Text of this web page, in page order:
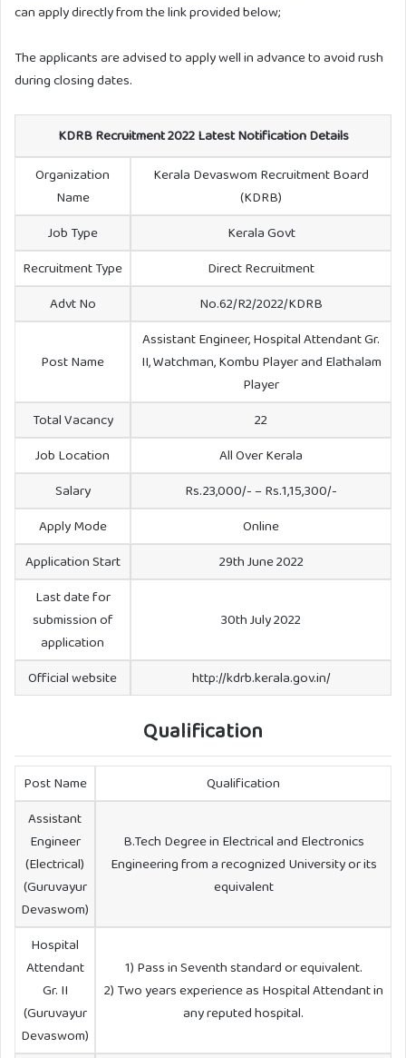
can apply directly from the link provided below;
The applicants are advised to apply well in advance to avoid rush
during closing dates.
KDRB Recruitment 2022 Latest Notification Details
Organization
Name
Kerala Devaswom Recruitment Board
(KDRB)
Job Type
Kerala Govt
Recruitment Type
Direct Recruitment
Advt No
No.62/R2/2022/KDRB
Post Name
Assistant Engineer, Hospital Attendant Gr.
II, Watchman, Kombu Player and Elathalam
Player
Total Vacancy
22
Job Location
All Over Kerala
Salary
Rs.23,000/- – Rs.1,15,300/-
Apply Mode
Online
Application Start
29th June 2022
Last date for
submission of
application
30th July 2022
Official website http://kdrb.kerala.gov.in/
Qualification
Post Name
Qualification
Assistant
Engineer
(Electrical)
(Guruvayur
Devaswom)
B.Tech Degree in Electrical and Electronics
Engineering from a recognized University or its
equivalent
Hospital
Attendant
Gr. II
(Guruvayur
Devaswom)
1) Pass in Seventh standard or equivalent.
2) Two years experience as Hospital Attendant in
any reputed hospital.